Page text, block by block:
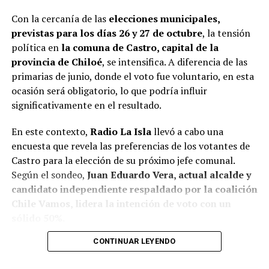
Con la cercanía de las elecciones municipales,
previstas para los días 26 y 27 de octubre, la tensión
política en la comuna de Castro, capital de la
provincia de Chiloé, se intensifica. A diferencia de las
primarias de junio, donde el voto fue voluntario, en esta
ocasión será obligatorio, lo que podría influir
significativamente en el resultado.
En este contexto, Radio La Islallevó a cabo una
encuesta que revela las preferencias de los votantes de
Castro para la elección de su próximo jefe comunal.
Según el sondeo, Juan Eduardo Vera, actual alcalde y
candidato independiente respaldado por la coalición
Chile Vamos, lidera la intención de voto con un
Baltazar Elgueta, candidato del Partido Socialista
CONTINUAR LEYENDO